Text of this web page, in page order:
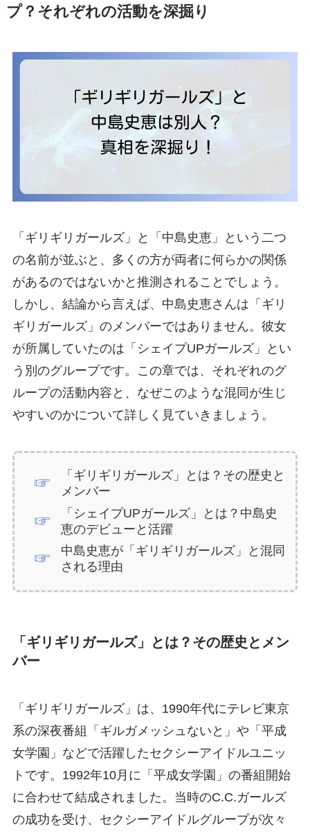
プ？それぞれの活動を深掘り
「ギリギリガールズ」と「中島史恵」という二つ
の名前が並ぶと、多くの方が両者に何らかの関係
があるのではないかと推測されることでしょう。
しかし、結論から言えば、中島史恵さんは「ギリ
ギリガールズ」のメンバーではありません。彼女
が所属していたのは「シェイプUPガールズ」とい
う別のグループです。この章では、それぞれのグ
ループの活動内容と、なぜこのような混同が生じ
やすいのかについて詳しく見ていきましょう。
「ギリギリガールズ」とは？その歴史と
メンバー
「シェイプUPガールズ」とは？中島史
恵のデビューと活躍
中島史恵が「ギリギリガールズ」と混同
される理由
「ギリギリガールズ」とは？その歴史とメン
バー
「ギリギリガールズ」は、1990年代にテレビ東京
系の深夜番組「ギルガメッシュないと」や「平成
女学園」などで活躍したセクシーアイドルユニッ
トです。1992年10月に「平成女学園」の番組開始
に合わせて結成されました。当時のC.C.ガールズ
の成功を受け、セクシーアイドルグループが次々